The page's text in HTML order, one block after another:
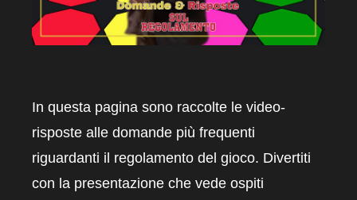
In questa pagina sono raccolte le video-
risposte alle domande più frequenti
riguardanti il regolamento del gioco. Divertiti
con la presentazione che vede ospiti